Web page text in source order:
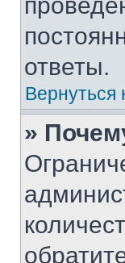
ответы.
Вернуться
»